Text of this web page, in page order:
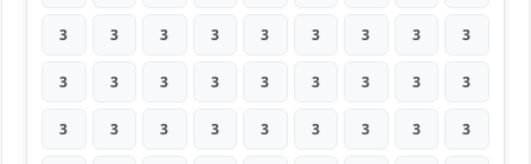
3 3 3 3 3 3 3 3 3
3 3 3 3 3 3 3 3 3
3 3 3 3 3 3 3 3 3